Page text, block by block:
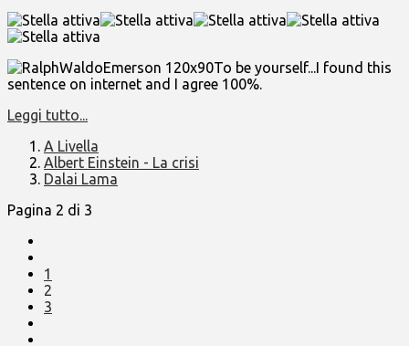
To be yourself...I found this
sentence on internet and I agree 100%.
Leggi tutto...
A Livella
Albert Einstein - La crisi
Dalai Lama
Pagina 2 di 3
1
2
3